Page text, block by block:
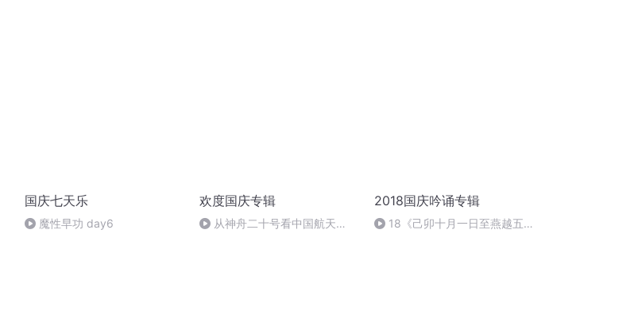
国庆七天乐
魔性早功 day6
欢度国庆专辑
从神舟二十号看中国航天
2018国庆吟诵专辑
18《己卯十月一日至燕越五